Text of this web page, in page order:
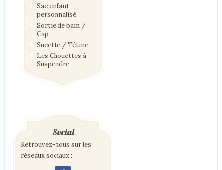
Sac enfant
personnalisé
Sortie de bain /
Cap
Sucette / Tétine
Les Chouettes à
Suspendre
Social
Retrouvez-nous sur les
réseaux sociaux :